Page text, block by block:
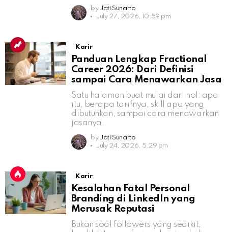
by Jati Sunarto
July 27, 2026, 10:59 pm
Karir
Panduan Lengkap Fractional
Career 2026: Dari Definisi
sampai Cara Menawarkan Jasa
Satu halaman buat mulai dari nol: apa
itu, berapa tarifnya, skill apa yang
dibutuhkan, sampai cara menawarkan
jasanya.
by Jati Sunarto
July 24, 2026, 5:29 pm
Karir
Kesalahan Fatal Personal
Branding di LinkedIn yang
Merusak Reputasi
Bukan soal followers yang sedikit,